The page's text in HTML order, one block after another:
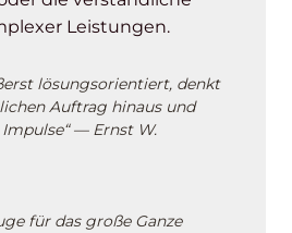
Leistungen.
lösungsorientiert, denkt
Auftrag hinaus und
— Ernst W.
für das große Ganze